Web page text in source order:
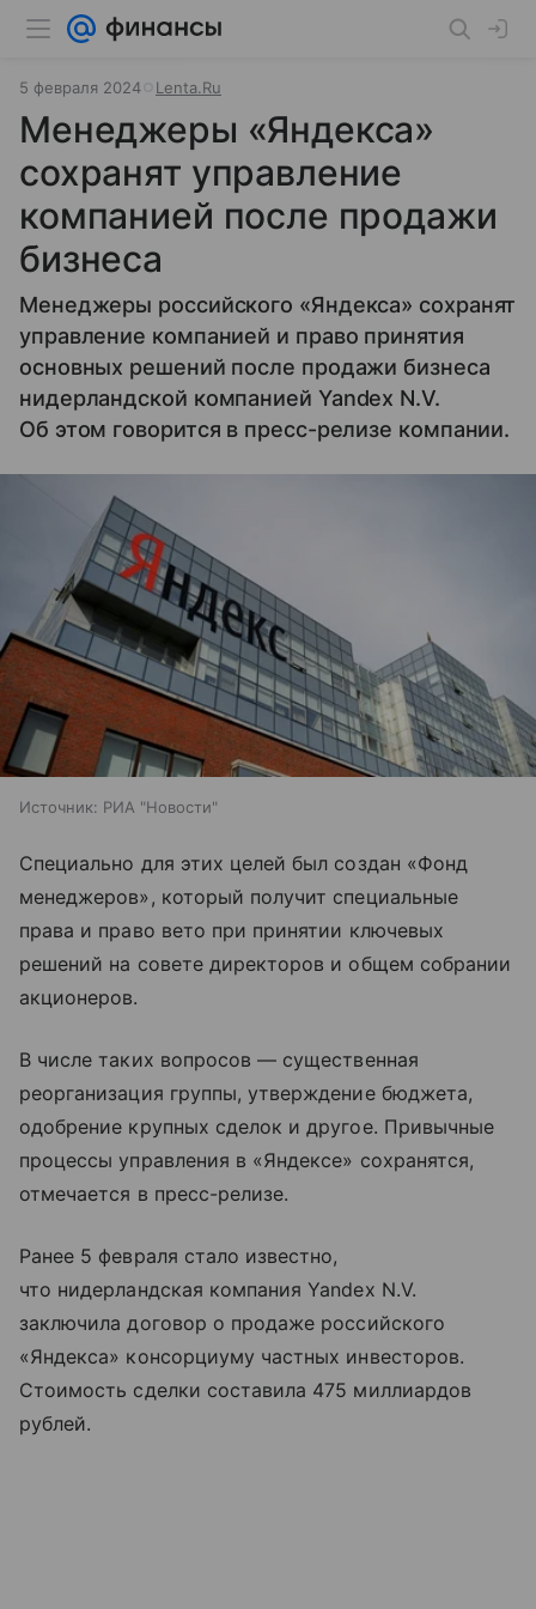
5 февраля 2024 Lenta.Ru
Менеджеры «Яндекса»
сохранят управление
компанией после продажи
бизнеса
Менеджеры российского «Яндекса» сохранят
управление компанией и право принятия
основных решений после продажи бизнеса
нидерландской компанией Yandex N.V.
Об этом говорится в пресс-релизе компании.
Источник: РИА "Новости"
Специально для этих целей был создан «Фонд
менеджеров», который получит специальные
права и право вето при принятии ключевых
решений на совете директоров и общем собрании
акционеров.
В числе таких вопросов — существенная
реорганизация группы, утверждение бюджета,
одобрение крупных сделок и другое. Привычные
процессы управления в «Яндексе» сохранятся,
отмечается в пресс-релизе.
Ранее 5 февраля стало известно,
что нидерландская компания Yandex N.V.
заключила договор о продаже российского
«Яндекса» консорциуму частных инвесторов.
Стоимость сделки составила 475 миллиардов
рублей.